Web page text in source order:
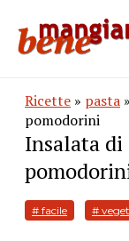
Ricette » pasta
pomodorini
Insalata di
# facile #